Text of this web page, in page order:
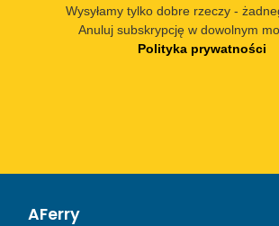
Wysyłamy tylko dobre rzeczy -
Anuluj subskrypcję w dowolnym
Polityka prywatności
AFerry